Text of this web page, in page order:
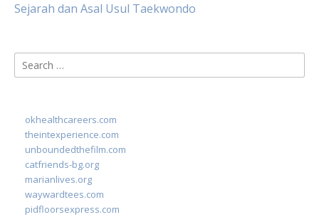
Sejarah dan Asal Usul Taekwondo
Search
for:
okhealthcareers.com
theintexperience.com
unboundedthefilm.com
catfriends-bg.org
marianlives.org
waywardtees.com
pidfloorsexpress.com